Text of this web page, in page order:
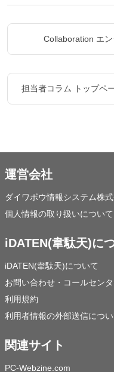
Collaboration エ
担当者コラム トップペ
運営会社
ダイワボウ情報システム株
個人情報の取り扱いについて
iDATEN(韋駄天)に
iDATEN(韋駄天)について
お問い合わせ・コールセン
利用規約
利用者情報の外部送信につい
関連サイト
PC-Webzine.com